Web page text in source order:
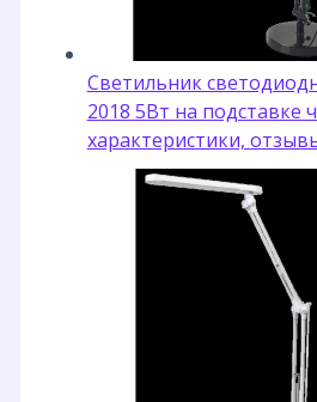
Светильник
2018 5Вт на подставке
характеристики,